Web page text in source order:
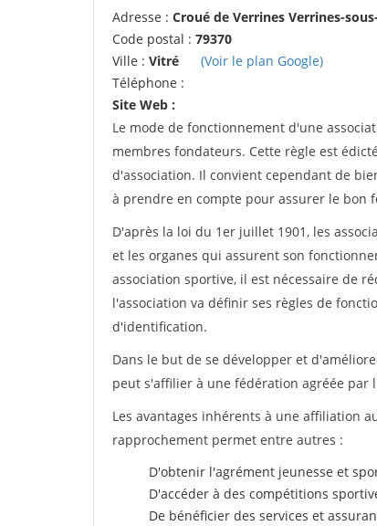
Adresse : Croué de Verrines Verrines-
Code postal : 79370
Ville : Vitré
(Voir le plan Google)
Téléphone :
Site Web :
Le mode de fonctionnement d'une
membres fondateurs. Cette règle est
d'association. Il convient cependant de
à prendre en compte pour assurer le bon
D'après la loi du 1er juillet 1901, les
et les organes qui assurent son
association sportive, il est nécessaire de
l'association va définir ses règles de
d'identification.
Dans le but de se développer et
peut s'affilier à une fédération agréée par
Les avantages inhérents à une affiliation
rapprochement permet entre autres :
D'obtenir l'agrément jeunesse et
D'accéder à des compétitions
De bénéficier des services et